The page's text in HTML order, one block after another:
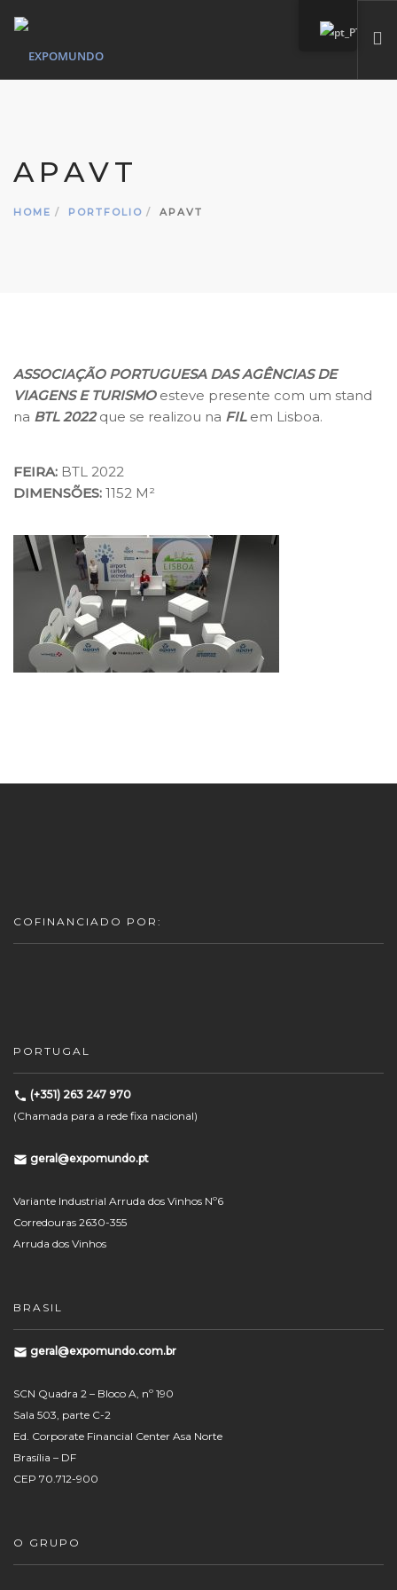
SERVIÇOS
APAVT
HOME PORTFOLIO APAVT
ASSOCIAÇÃO PORTUGUESA DAS AGÊNCIAS DE
VIAGENS E TURISMO esteve presente com um stand
na BTL 2022que se realizou na FIL em Lisboa.
FEIRA: BTL 2022
DIMENSÕES: 1152 M²
COFINANCIADO POR:
PORTUGAL
(+351) 263 247 970
(Chamada para a rede fixa nacional)
geral@expomundo.pt
Variante Industrial Arruda dos Vinhos Nº6
Corredouras 2630-355
Arruda dos Vinhos
BRASIL
geral@expomundo.com.br
SCN Quadra 2 – Bloco A, nº 190
Sala 503, parte C-2
Ed. Corporate Financial Center Asa Norte
Brasília – DF
CEP 70.712-900
O GRUPO